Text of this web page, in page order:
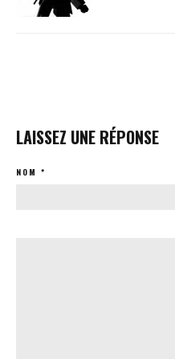
LAISSEZ UNE RÉPONSE
NOM *